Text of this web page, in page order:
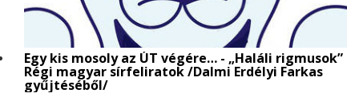
Egy kis mosoly az ÚT végére… - „Haláli rigmusok”
Régi magyar sírfeliratok /Dalmi Erdélyi Farkas
gyűjtéséből/